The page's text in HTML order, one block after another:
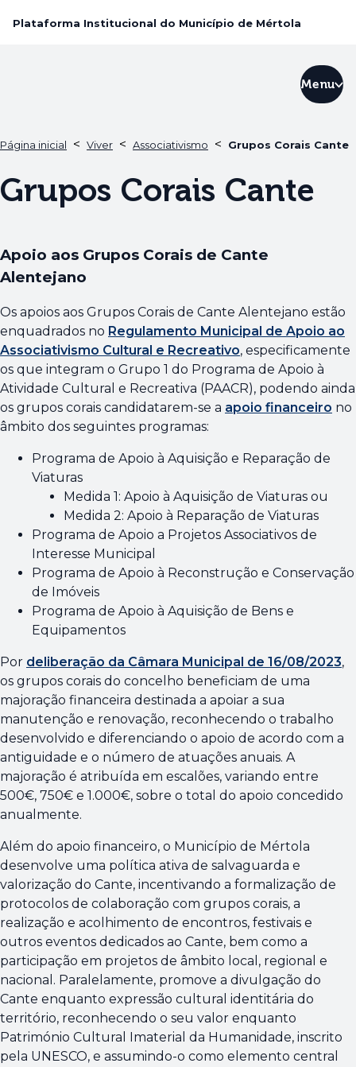
Plataforma Institucional do Município de Mértola
Menu
Página inicial < Viver < Associativismo < Grupos Corais Cante
Grupos Corais Cante
Apoio aos Grupos Corais de Cante
Alentejano
Os apoios aos Grupos Corais de Cante Alentejano estão
enquadrados no Regulamento Municipal de Apoio ao
Associativismo Cultural e Recreativo, especificamente
os que integram o Grupo 1 do Programa de Apoio à
Atividade Cultural e Recreativa (PAACR), podendo ainda
os grupos corais candidatarem-se a apoio financeiro no
âmbito dos seguintes programas:
Programa de Apoio à Aquisição e Reparação de
Viaturas
Medida 1: Apoio à Aquisição de Viaturas ou
Medida 2: Apoio à Reparação de Viaturas
Programa de Apoio a Projetos Associativos de
Interesse Municipal
Programa de Apoio à Reconstrução e Conservação
de Imóveis
Programa de Apoio à Aquisição de Bens e
Equipamentos
Por deliberação da Câmara Municipal de 16/08/2023,
os grupos corais do concelho beneficiam de uma
majoração financeira destinada a apoiar a sua
manutenção e renovação, reconhecendo o trabalho
desenvolvido e diferenciando o apoio de acordo com a
antiguidade e o número de atuações anuais. A
majoração é atribuída em escalões, variando entre
500€, 750€ e 1.000€, sobre o total do apoio concedido
anualmente.
Além do apoio financeiro, o Município de Mértola
desenvolve uma política ativa de salvaguarda e
valorização do Cante, incentivando a formalização de
protocolos de colaboração com grupos corais, a
realização e acolhimento de encontros, festivais e
outros eventos dedicados ao Cante, bem como a
participação em projetos de âmbito local, regional e
nacional. Paralelamente, promove a divulgação do
Cante enquanto expressão cultural identitária do
território, reconhecendo o seu valor enquanto
Património Cultural Imaterial da Humanidade, inscrito
pela UNESCO, e assumindo-o como elemento central